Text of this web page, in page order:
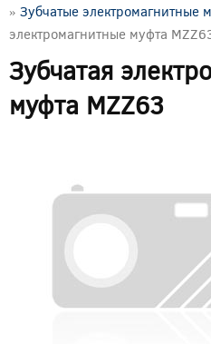
» Зубчатые электромагнитные
электромагнитные муфта
Зубчатая
муфта MZZ63